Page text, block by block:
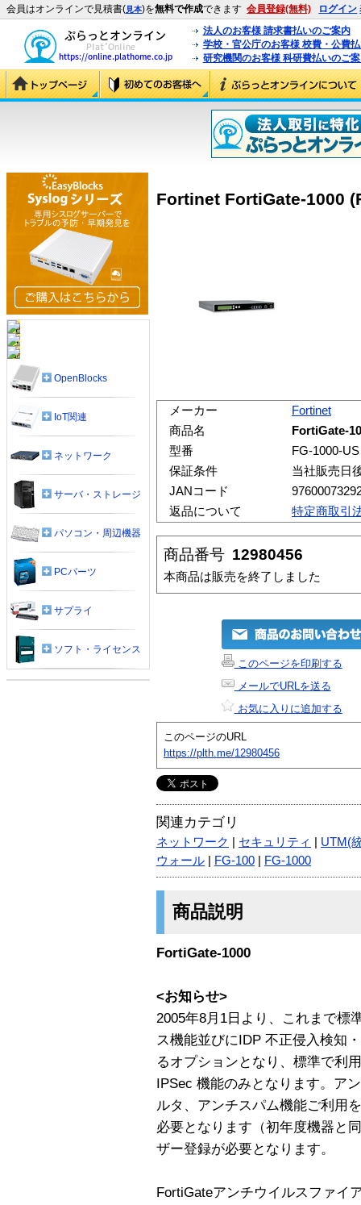
会員はオンラインで見積書(見本)を無料で作成できます 会員登録(無料) ログイン
法人のお客様 請求書払いのご案内
学校・官公庁のお客様 校費・公費
研究機関のお客様 科研費払いのご
Fortinet FortiGate-1000
メーカー
Fortinet
商品名
FortiGate-
型番
FG-1000-US
保証条件
当社販売日
JANコード
返品について
特定商取引
商品番号 12980456
本商品は販売を終了しました
このページを印刷する
メールでURLを送る
お気に入りに追加する
このページのURL
https://plth.me/12980456
関連カテゴリ
ネットワーク セキュリティ
UTM(
ウォール
FG-100 FG-1000
商品説明
FortiGate-1000
<お知らせ>
2005年8月1日より、これまで標
ス機能並びにIDP 不正侵入検知
るオプションとなり、標準で利
IPSec 機能のみとなります。ア
ルタ、アンチスパム機能ご利用
必要となります（初年度機器と
ザー登録が必要となります。
FortiGateアンチウイルスファイ
OpenBlocks
IoT関連
ネットワーク
サーバ・ストレージ
パソコン・周辺機器
PCパーツ
サプライ
ソフト・ライセンス